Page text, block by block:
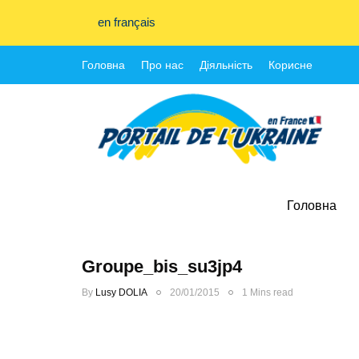
en français
Головна Про нас Діяльність Корисне
Головна
Groupe_bis_su3jp4
By Lusy DOLIA 20/01/2015 1 Mins read